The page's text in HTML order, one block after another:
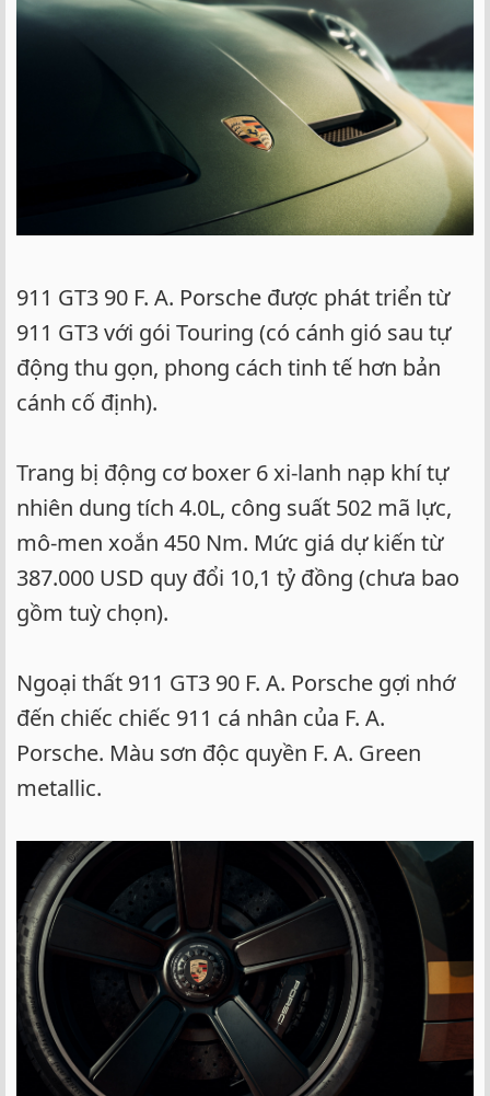
911 GT3 90 F. A. Porsche được phát triển từ
911 GT3 với gói Touring (có cánh gió sau tự
động thu gọn, phong cách tinh tế hơn bản
cánh cố định).
Trang bị động cơ boxer 6 xi-lanh nạp khí tự
nhiên dung tích 4.0L, công suất 502 mã lực,
mô-men xoắn 450 Nm. Mức giá dự kiến từ
387.000 USD quy đổi 10,1 tỷ đồng (chưa bao
gồm tuỳ chọn).
Ngoại thất 911 GT3 90 F. A. Porsche gợi nhớ
đến chiếc chiếc 911 cá nhân của F. A.
Porsche. Màu sơn độc quyền F. A. Green
metallic.